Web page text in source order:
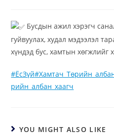
Бусдын ажил хэрэгч
гуйвуулах, худал мэдээлэл
хүндэд бус, хамтын хөгжлийг
#ЁсЗүй
рийн_албан_хаагч
YOU MIGHT ALSO LIKE